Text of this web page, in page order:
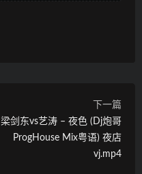
下一篇
梁剑东vs艺涛 – 夜色 (Dj炮哥
ProgHouse Mix粤语) 夜店
vj.mp4